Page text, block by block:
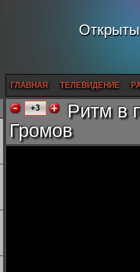
ГЛАВНАЯ ТЕЛЕВИДЕНИЕ
+3
Ритм в
Громов